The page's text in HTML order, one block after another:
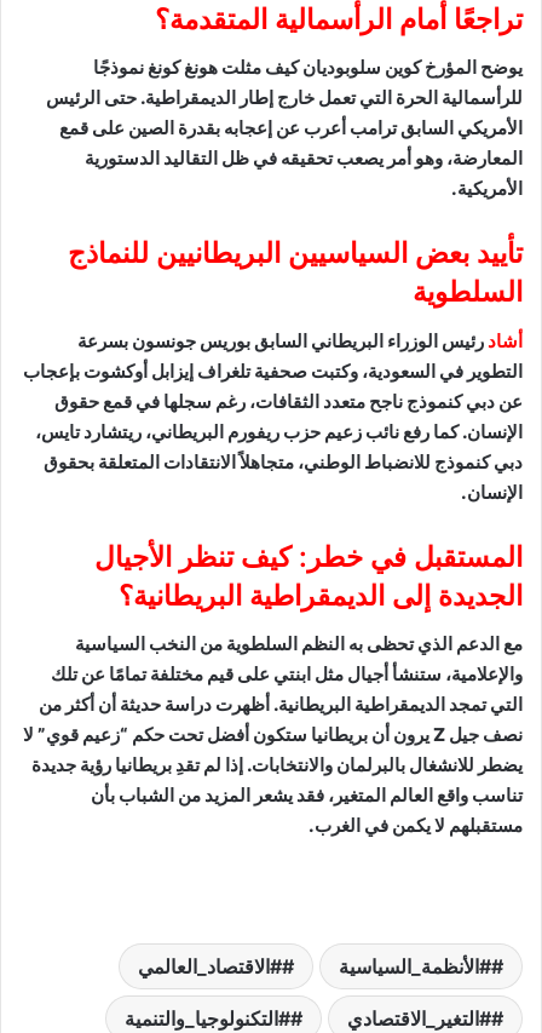
تراجعًا أمام الرأسمالية المتقدمة؟
يوضح المؤرخ كوين سلوبوديان كيف مثلت هونغ كونغ نموذجًا
للرأسمالية الحرة التي تعمل خارج إطار الديمقراطية. حتى الرئيس
الأمريكي السابق ترامب أعرب عن إعجابه بقدرة الصين على قمع
المعارضة، وهو أمر يصعب تحقيقه في ظل التقاليد الدستورية
الأمريكية.
تأييد بعض السياسيين البريطانيين للنماذج
السلطوية
أشاد رئيس الوزراء البريطاني السابق بوريس جونسون بسرعة
التطوير في السعودية، وكتبت صحفية تلغراف إيزابل أوكشوت بإعجاب
عن دبي كنموذج ناجح متعدد الثقافات، رغم سجلها في قمع حقوق
الإنسان. كما رفع نائب زعيم حزب ريفورم البريطاني، ريتشارد تايس،
دبي كنموذج للانضباط الوطني، متجاهلاً الانتقادات المتعلقة بحقوق
الإنسان.
المستقبل في خطر: كيف تنظر الأجيال
الجديدة إلى الديمقراطية البريطانية؟
مع الدعم الذي تحظى به النظم السلطوية من النخب السياسية
والإعلامية، ستنشأ أجيال مثل ابنتي على قيم مختلفة تمامًا عن تلك
التي تمجد الديمقراطية البريطانية. أظهرت دراسة حديثة أن أكثر من
نصف جيل Z يرون أن بريطانيا ستكون أفضل تحت حكم “زعيم قوي” لا
يضطر للانشغال بالبرلمان والانتخابات. إذا لم تقدِ بريطانيا رؤية جديدة
تناسب واقع العالم المتغير، فقد يشعر المزيد من الشباب بأن
مستقبلهم لا يكمن في الغرب.
#الأنظمة_السياسية #الاقتصاد_العالمي
#التغير_الاقتصادي #التكنولوجيا_والتنمية